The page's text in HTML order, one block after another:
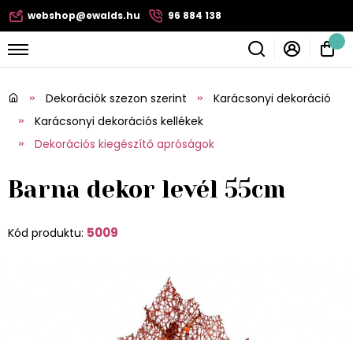
webshop@ewalds.hu 96 884 138
Dekorációk szezon szerint
Karácsonyi dekoráció
Karácsonyi dekorációs kellékek
Dekorációs kiegészítő apróságok
Barna dekor levél 55cm
Kód produktu: 5009